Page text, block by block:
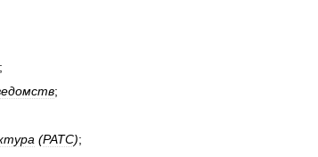
;
(РАТС);